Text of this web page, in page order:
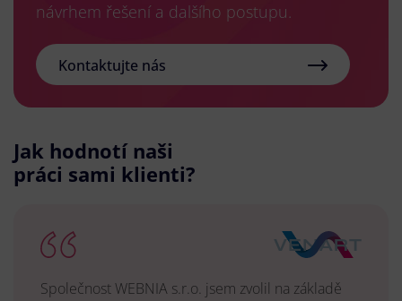
návrhem řešení a dalšího postupu.
Kontaktujte nás
Jak hodnotí naši
práci sami klienti?
Společnost WEBNIA s.r.o. jsem zvolil na základě